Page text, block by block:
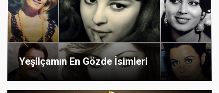
Yeşilçamın En Gözde İsimleri